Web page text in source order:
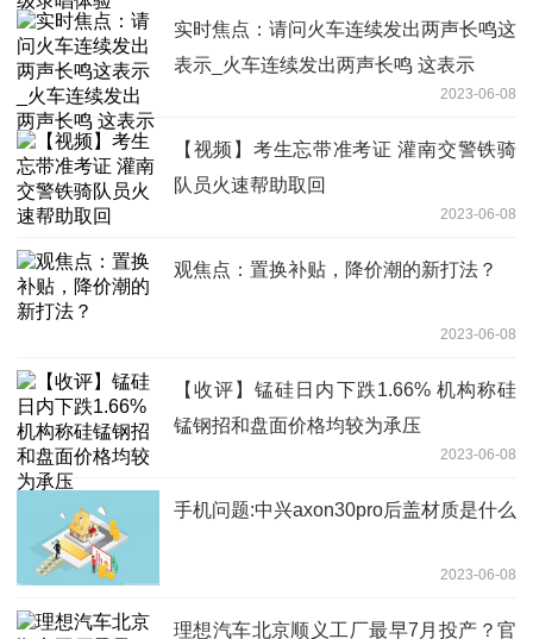
实时焦点：请问火车连续发出两声长鸣这
表示_火车连续发出两声长鸣 这表示
2023-06-08
【视频】考生忘带准考证 灌南交警铁骑
队员火速帮助取回
2023-06-08
观焦点：置换补贴，降价潮的新打法？
2023-06-08
【收评】锰硅日内下跌1.66% 机构称硅
锰钢招和盘面价格均较为承压
2023-06-08
手机问题:中兴axon30pro后盖材质是什么
2023-06-08
理想汽车北京顺义工厂最早7月投产？官